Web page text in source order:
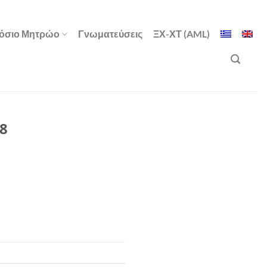
Μητρώο Γνωματεύσεις ΞΧ-ΧΤ (AML)